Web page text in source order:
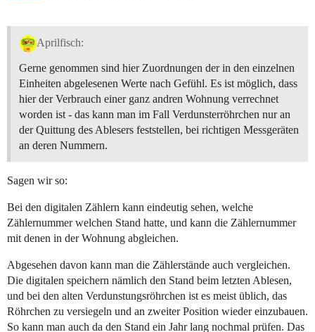
Aprilfisch:
Gerne genommen sind hier Zuordnungen der in den einzelnen
Einheiten abgelesenen Werte nach Gefühl. Es ist möglich, dass
hier der Verbrauch einer ganz andren Wohnung verrechnet
worden ist - das kann man im Fall Verdunsterröhrchen nur an
der Quittung des Ablesers feststellen, bei richtigen Messgeräten
an deren Nummern.
Sagen wir so:
Bei den digitalen Zählern kann eindeutig sehen, welche
Zählernummer welchen Stand hatte, und kann die Zählernummer
mit denen in der Wohnung abgleichen.
Abgesehen davon kann man die Zählerstände auch vergleichen.
Die digitalen speichern nämlich den Stand beim letzten Ablesen,
und bei den alten Verdunstungsröhrchen ist es meist üblich, das
Röhrchen zu versiegeln und an zweiter Position wieder einzubauen.
So kann man auch da den Stand ein Jahr lang nochmal prüfen. Das